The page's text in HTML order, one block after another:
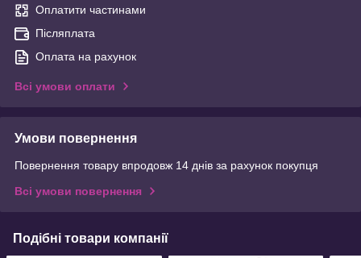
Оплатити частинами
Післяплата
Оплата на рахунок
Всі умови оплати
Умови повернення
Повернення товару впродовж 14 днів за рахунок покупця
Всі умови повернення
Подібні товари компанії